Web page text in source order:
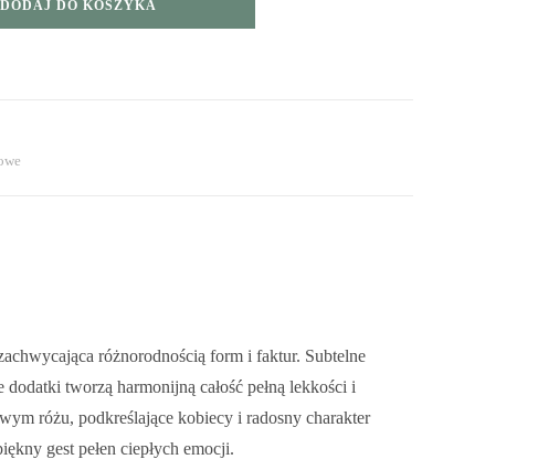
DODAJ DO KOSZYKA
różnorodnością form i faktur. Subtelne
tworzą harmonijną całość pełną lekkości i
różu, podkreślające kobiecy i radosny charakter
gest pełen ciepłych emocji.